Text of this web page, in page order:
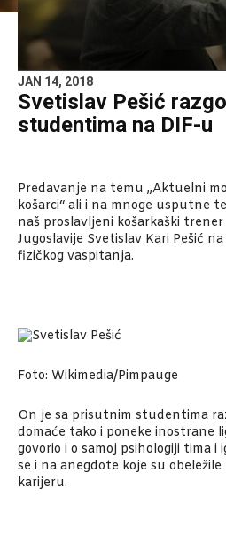
JAN 14, 2018
Svetislav Pešić
studentima na DIF-u
Predavanje na temu „Aktuelni
košarci“ ali i na mnoge usputne
naš proslavljeni košarkaški
Jugoslavije Svetislav Kari Pešić
fizičkog vaspitanja.
Foto: Wikimedia/Pimpauge
On je sa prisutnim studentima
domaće tako i poneke inostrane
govorio i o samoj psihologiji tima
se i na anegdote koje su
karijeru.